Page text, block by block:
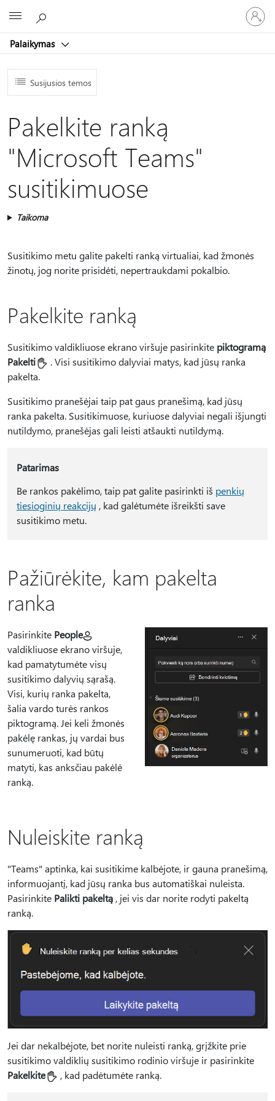
Palaikymas
prie
paskyros
Susijusios temos
Pakelkite ranką
"Microsoft Teams"
susitikimuose
Taikoma
Susitikimo metu galite pakelti ranką virtualiai, kad žmonės
žinotų, jog norite prisidėti, nepertraukdami pokalbio.
Pakelkite ranką
Susitikimo valdikliuose ekrano viršuje pasirinkite piktogramą
Pakelti
. Visi susitikimo dalyviai matys, kad jūsų ranka
pakelta.
Susitikimo pranešėjai taip pat gaus pranešimą, kad jūsų
ranka pakelta. Susitikimuose, kuriuose dalyviai negali išjungti
nutildymo, pranešėjas gali leisti atšaukti nutildymą.
Patarimas
Be rankos pakėlimo, taip pat galite pasirinkti iš penkių
tiesioginių reakcijų , kad galėtumėte išreikšti save
susitikimo metu.
Pažiūrėkite, kam pakelta
ranka
Pasirinkite People
valdikliuose ekrano viršuje,
kad pamatytumėte visų
susitikimo dalyvių sąrašą.
Visi, kurių ranka pakelta,
šalia vardo turės rankos
piktogramą. Jei keli žmonės
pakėlę rankas, jų vardai bus
sunumeruoti, kad būtų
matyti, kas anksčiau pakėlė
ranką.
Nuleiskite ranką
"Teams" aptinka, kai susitikime kalbėjote, ir gauna pranešimą,
informuojantį, kad jūsų ranka bus automatiškai nuleista.
Pasirinkite Palikti pakeltą , jei vis dar norite rodyti pakeltą
ranką.
Jei dar nekalbėjote, bet norite nuleisti ranką, grįžkite prie
susitikimo valdiklių susitikimo rodinio viršuje ir pasirinkite
Pakelkite
, kad padėtumėte ranką.